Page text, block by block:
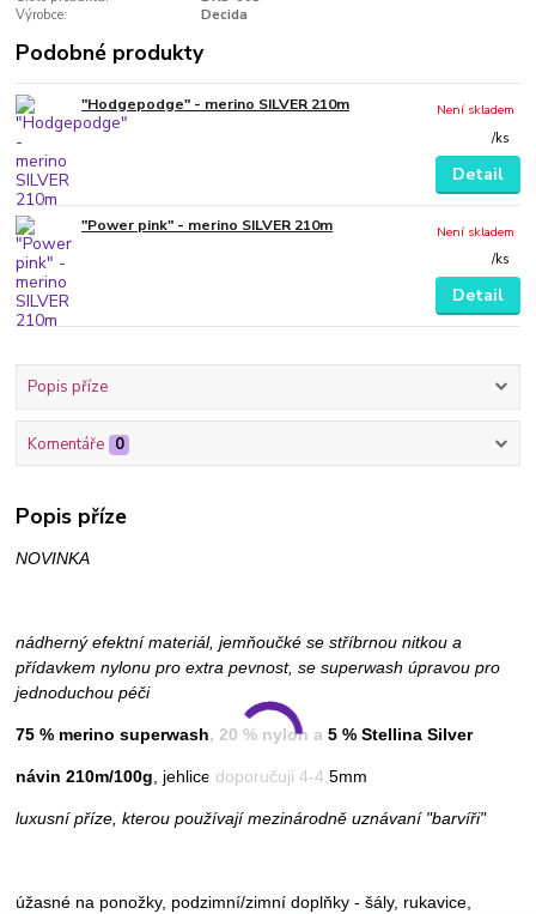
Výrobce:
Decida
Podobné produkty
"Hodgepodge" - merino SILVER 210m
/ks
Není skladem
Detail
"Power pink" - merino SILVER 210m
/ks
Není skladem
Detail
Popis příze
Komentáře 0
Popis příze
NOVINKA
nádherný efektní materiál, jemňoučké se stříbrnou nitkou a
přídavkem nylonu pro extra pevnost, se superwash úpravou pro
jednoduchou péči
75 % merino superwash, 20 % nylon a 5 % Stellina Silver
návin 210m/100g , jehlice doporučuji 4-4,5mm
luxusní příze, kterou používají mezinárodně uznávaní "barvíři"
úžasné na ponožky, podzimní/zimní doplňky - šály, rukavice,